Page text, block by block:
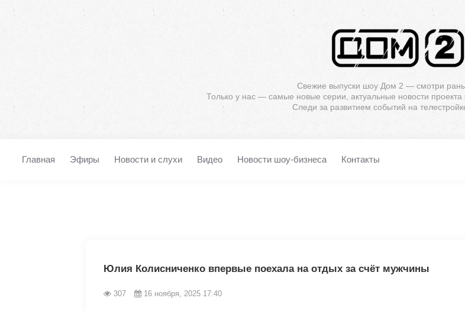
Свежие выпуски шоу Дом 2 — смотри
Только у нас — самые новые серии, актуальные новости
Следи за развитием событий на
Главная Эфиры Новости и слухи Видео Новости шоу-бизнеса Контакты
Юлия Колисниченко впервые поехала на отдых за счёт мужчины
307 16 ноября, 2025 17:40